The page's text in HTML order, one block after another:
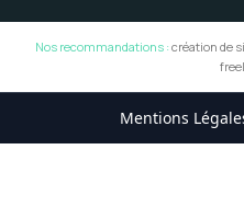
Nos recommandations : création de
Mentions